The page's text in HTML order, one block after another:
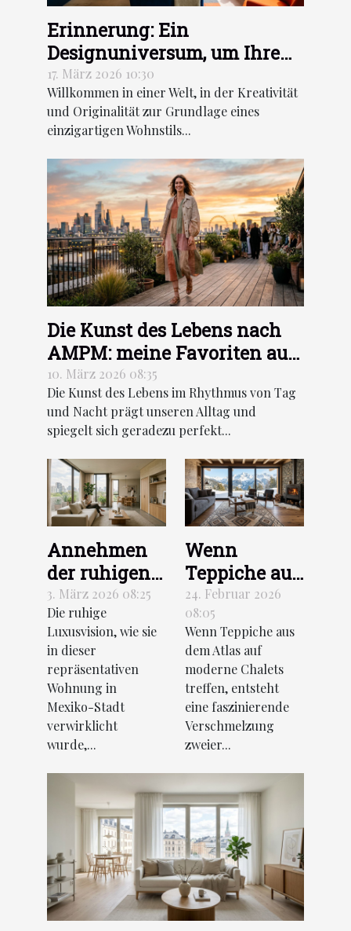
Erinnerung: Ein
Designuniversum, um Ihre
Dekoration neu zu erfinden
17. März 2026 10:30
Willkommen in einer Welt, in der Kreativität
und Originalität zur Grundlage eines
einzigartigen Wohnstils...
Die Kunst des Lebens nach
AMPM: meine Favoriten aus
der Frühjahr/Sommer-
Kollektion 2026
10. März 2026 08:35
Die Kunst des Lebens im Rhythmus von Tag
und Nacht prägt unseren Alltag und
spiegelt sich geradezu perfekt...
Annehmen
der ruhigen
Luxusvision
wie diese
Wohnung in
Mexiko-Stadt
3. März 2026 08:25
Die ruhige
Luxusvision, wie sie
in dieser
repräsentativen
Wohnung in
Mexiko-Stadt
verwirklicht
wurde,...
Wenn
Teppiche aus
dem Atlas
auf moderne
Chalets
treffen
24. Februar 2026
08:05
Wenn Teppiche aus
dem Atlas auf
moderne Chalets
treffen, entsteht
eine faszinierende
Verschmelzung
zweier...